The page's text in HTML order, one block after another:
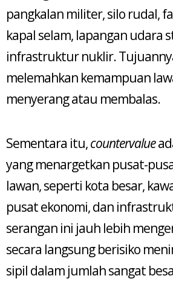
pangkalan militer, silo rudal,
kapal selam, lapangan udara
infrastruktur nuklir.
melemahkan kemampuan
menyerang atau membalas.
Sementara itu,countervalue
yang menargetkan pusat-
lawan, seperti kota besar,
pusat ekonomi, dan
serangan ini jauh lebih
secara langsung berisiko
sipil dalam jumlah sangat